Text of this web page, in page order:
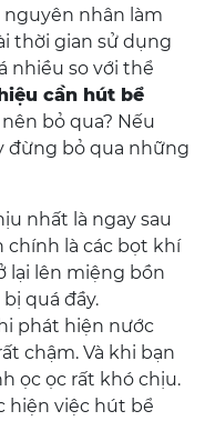
nhân làm
thời gian sử dụng
nhiều so với thể
cần hút bể
bỏ qua? Nếu
đừng bỏ qua những
nhất là ngay sau
chính là các bọt khí
lại lên miệng bồn
quá đầy.
phát hiện nước
chậm. Và khi bạn
ọc ọc rất khó chịu.
hiện việc hút bể